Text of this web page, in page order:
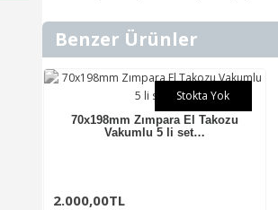
Benzer Ürünler
Stokta Yok
70x198mm Zımpara El Takozu
Vakumlu 5 li set…
2.000,00TL